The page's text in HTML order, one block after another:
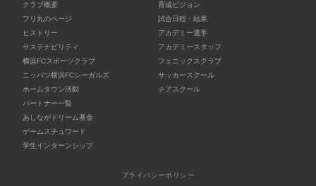
クラブ概要
フリ丸のページ
ヒストリー
サステナビリティ
横浜FCスポーツクラブ
ニッパツ横浜FCシーガルズ
ホームタウン活動
パートナー一覧
あしながドリーム基金
ゲームスチュワード
学生インターンシップ
育成ビジョン
試合日程・結果
アカデミー選手
アカデミースタッフ
フェニックスクラブ
サッカースクール
チアスクール
プライバシーポリシー